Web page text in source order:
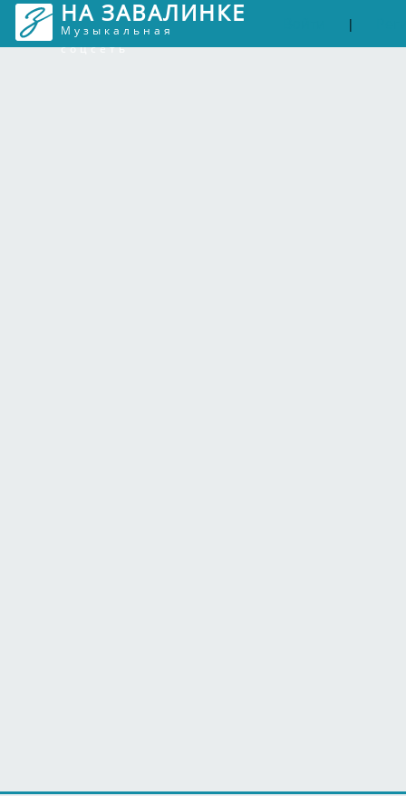
НА ЗАВАЛИНКЕ
Музыкальная
соцсеть
|